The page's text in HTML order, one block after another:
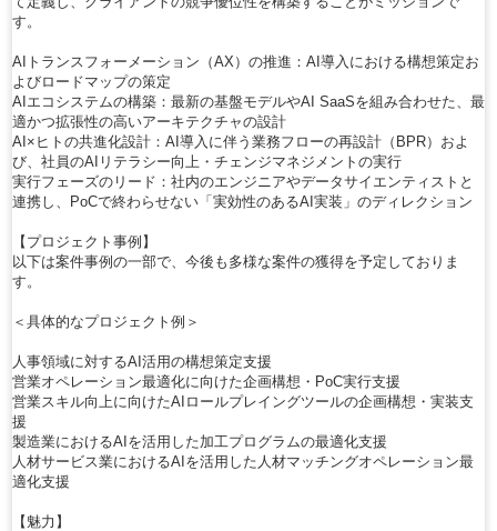
す。
AIトランスフォーメーション（AX）の推進：AI導入における構想策定お
よびロードマップの策定
AIエコシステムの構築：最新の基盤モデルやAI SaaSを組み合わせた、最
適かつ拡張性の高いアーキテクチャの設計
AI×ヒトの共進化設計：AI導入に伴う業務フローの再設計（BPR）およ
び、社員のAIリテラシー向上・チェンジマネジメントの実行
実行フェーズのリード：社内のエンジニアやデータサイエンティストと
連携し、PoCで終わらせない「実効性のあるAI実装」のディレクション
【プロジェクト事例】
以下は案件事例の一部で、今後も多様な案件の獲得を予定しておりま
す。
＜具体的なプロジェクト例＞
人事領域に対するAI活用の構想策定支援
営業オペレーション最適化に向けた企画構想・PoC実行支援
営業スキル向上に向けたAIロールプレイングツールの企画構想・実装支
援
製造業におけるAIを活用した加工プログラムの最適化支援
人材サービス業におけるAIを活用した人材マッチングオペレーション最
適化支援
【魅力】